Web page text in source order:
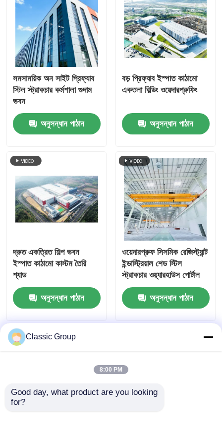
সমসাময়িক অন সাইট প্রিফ্যাব
স্টিল স্ট্রাকচার কর্মশালা গুদাম
ভবন
অনুসন্ধান পাঠান
বড় প্রিফ্যাব ইস্পাত কাঠামো
একতলা বিল্ডিং ওয়েদারপ্রুফিং
অনুসন্ধান পাঠান
দ্রুত একত্রিত শিল্প ভবন
ইস্পাত কাঠামো কাস্টম তৈরি
শ্যাড
অনুসন্ধান পাঠান
ওয়েদারপ্রুফ সিসমিক রেজিস্ট্যান্ট
ইন্ডাস্ট্রিয়াল শেড স্টিল
স্ট্রাকচার ওয়্যারহাউস পোর্টাল
ফ্রেম শেড
অনুসন্ধান পাঠান
Classic Group
8:00 PM
Good day, what product are you looking
for?